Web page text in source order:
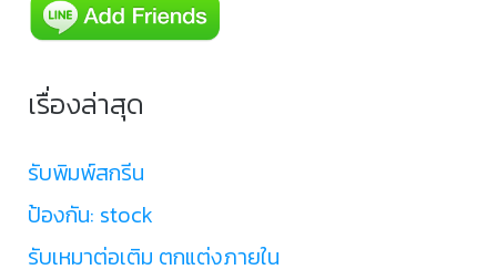
เรื่องล่าสุด
รับพิมพ์สกรีน
ป้องกัน: stock
รับเหมาต่อเติม ตกแต่งภายใน